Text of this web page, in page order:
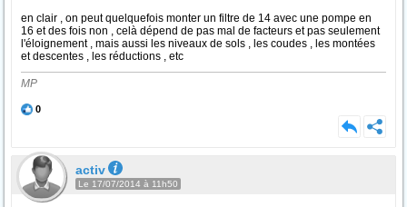
en clair , on peut quelquefois monter un filtre de 14 avec une pompe en
16 et des fois non , celà dépend de pas mal de facteurs et pas seulement
l'éloignement , mais aussi les niveaux de sols , les coudes , les montées
et descentes , les réductions , etc
MP
0
activ
Le 17/07/2014 à 11h50